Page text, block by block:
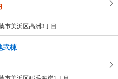
市美浜区高洲3丁目
弐棟